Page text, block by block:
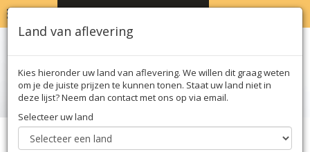
Home Noten & zuivel
Land van aflevering
Kies hieronder uw land van aflevering. We willen dit graag weten
om je de juiste prijzen te kunnen tonen. Staat uw land niet in
deze lijst? Neem dan contact met ons op via email.
Selecteer uw land